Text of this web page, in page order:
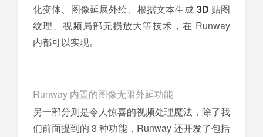
化变体、图像延展外绘、根据文本生成 3D 贴图
纹理、视频局部无损放大等技术，在 Runway
内都可以实现。
Runway 内置的图像无限外延功能
另一部分则是令人惊喜的视频处理魔法，除了我
们前面提到的 3 种功能，Runway 还开发了包括